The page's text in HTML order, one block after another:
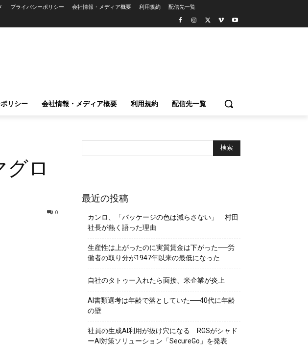
プライバシーポリシー 会社情報・メディア概要 利用規約 配信先一覧
リシー 会社情報・メディア概要 利用規約 配信先一覧
ロ
0
最近の投稿
カンロ、「パッケージの色は減らさない」 村田
社長が熱く語った理由
生産性は上がったのに実質賃金は下がった──労
働者の取り分が1947年以来の最低になった
自社のタトゥー入れたら面接、米企業が炎上
AI書類選考は年齢で落としていた──40代に年齢
の壁
社員の生成AI利用が抜け穴になる RGSがシャド
ーAI対策ソリューション「SecureGo」を発表